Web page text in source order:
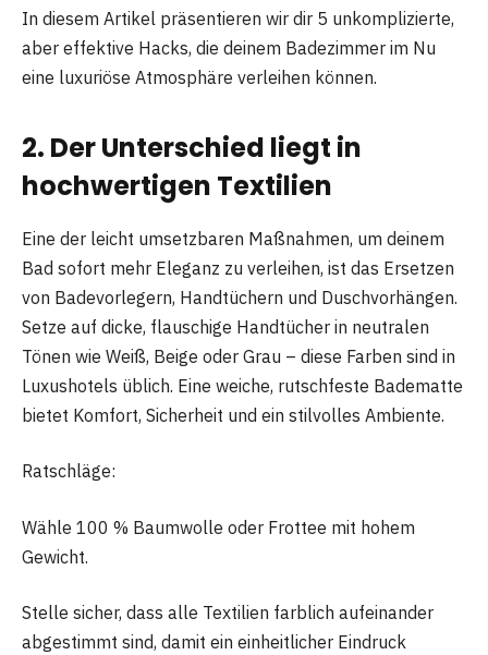
In diesem Artikel präsentieren wir dir 5 unkomplizierte,
aber effektive Hacks, die deinem Badezimmer im Nu
eine luxuriöse Atmosphäre verleihen können.
2. Der Unterschied liegt in
hochwertigen Textilien
Eine der leicht umsetzbaren Maßnahmen, um deinem
Bad sofort mehr Eleganz zu verleihen, ist das Ersetzen
von Badevorlegern, Handtüchern und Duschvorhängen.
Setze auf dicke, flauschige Handtücher in neutralen
Tönen wie Weiß, Beige oder Grau – diese Farben sind in
Luxushotels üblich. Eine weiche, rutschfeste Badematte
bietet Komfort, Sicherheit und ein stilvolles Ambiente.
Ratschläge:
Wähle 100 % Baumwolle oder Frottee mit hohem
Gewicht.
Stelle sicher, dass alle Textilien farblich aufeinander
abgestimmt sind, damit ein einheitlicher Eindruck